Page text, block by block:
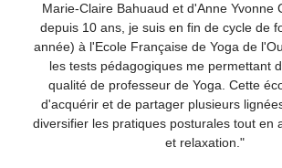
Marie-Claire Bahuaud et d'Anne Yvonne
depuis 10 ans, je suis en fin de cycle de
année) à l'Ecole Française de Yoga de
les tests pédagogiques me permettant
qualité de professeur de Yoga. Cette
d'acquérir et de partager plusieurs
diversifier les pratiques posturales tout en
et relaxation."